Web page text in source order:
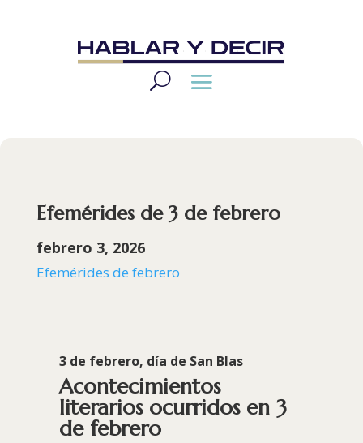
Efemérides de 3 de febrero
febrero 3, 2026
Efemérides de febrero
3 de febrero, día de San Blas
Acontecimientos
literarios ocurridos en 3
de febrero